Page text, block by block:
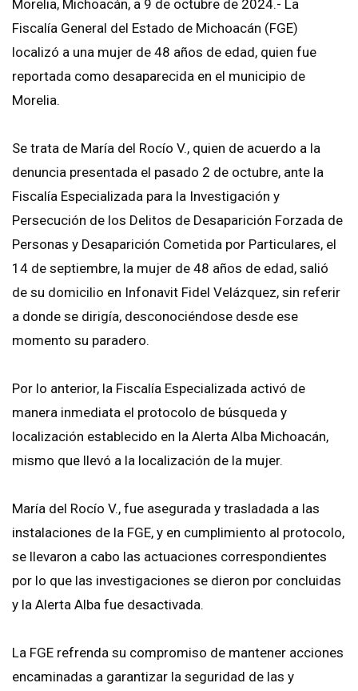
Morelia, Michoacán, a 9 de octubre de 2024.- La
Fiscalía General del Estado de Michoacán (FGE)
localizó a una mujer de 48 años de edad, quien fue
reportada como desaparecida en el municipio de
Morelia.
Se trata de María del Rocío V., quien de acuerdo a la
denuncia presentada el pasado 2 de octubre, ante la
Fiscalía Especializada para la Investigación y
Persecución de los Delitos de Desaparición Forzada de
Personas y Desaparición Cometida por Particulares, el
14 de septiembre, la mujer de 48 años de edad, salió
de su domicilio en Infonavit Fidel Velázquez, sin referir
a donde se dirigía, desconociéndose desde ese
momento su paradero.
Por lo anterior, la Fiscalía Especializada activó de
manera inmediata el protocolo de búsqueda y
localización establecido en la Alerta Alba Michoacán,
mismo que llevó a la localización de la mujer.
María del Rocío V., fue asegurada y trasladada a las
instalaciones de la FGE, y en cumplimiento al protocolo,
se llevaron a cabo las actuaciones correspondientes
por lo que las investigaciones se dieron por concluidas
y la Alerta Alba fue desactivada.
La FGE refrenda su compromiso de mantener acciones
encaminadas a garantizar la seguridad de las y